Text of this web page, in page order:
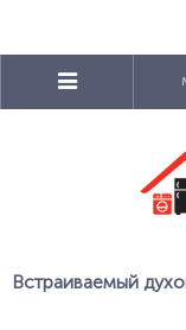
Встраиваемый